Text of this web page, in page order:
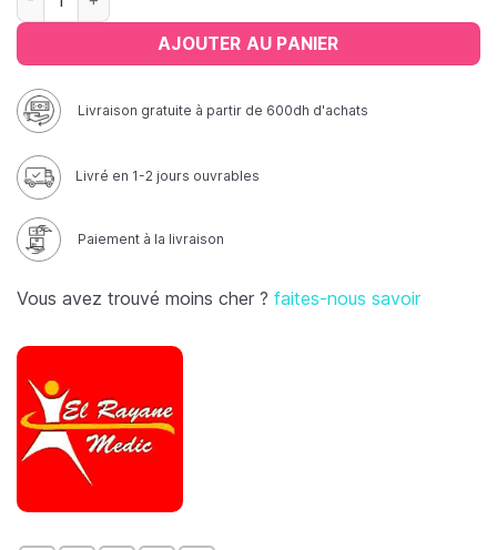
AJOUTER AU PANIER
Livraison gratuite à partir de 600dh d'achats
Livré en 1-2 jours ouvrables
Paiement à la livraison
Vous avez trouvé moins cher ? faites-nous savoir